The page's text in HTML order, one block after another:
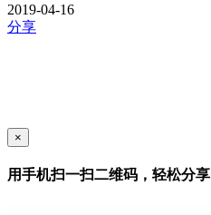
2019-04-16
分享
×
用手机扫一扫二维码，轻松分享